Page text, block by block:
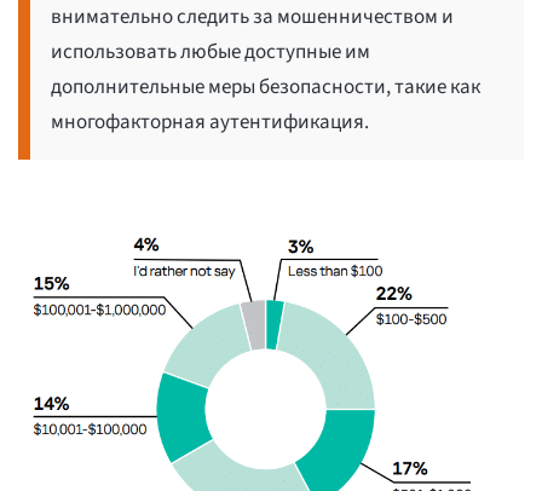
внимательно следить за мошенничеством и
использовать любые доступные им
дополнительные меры безопасности, такие как
многофакторная аутентификация.